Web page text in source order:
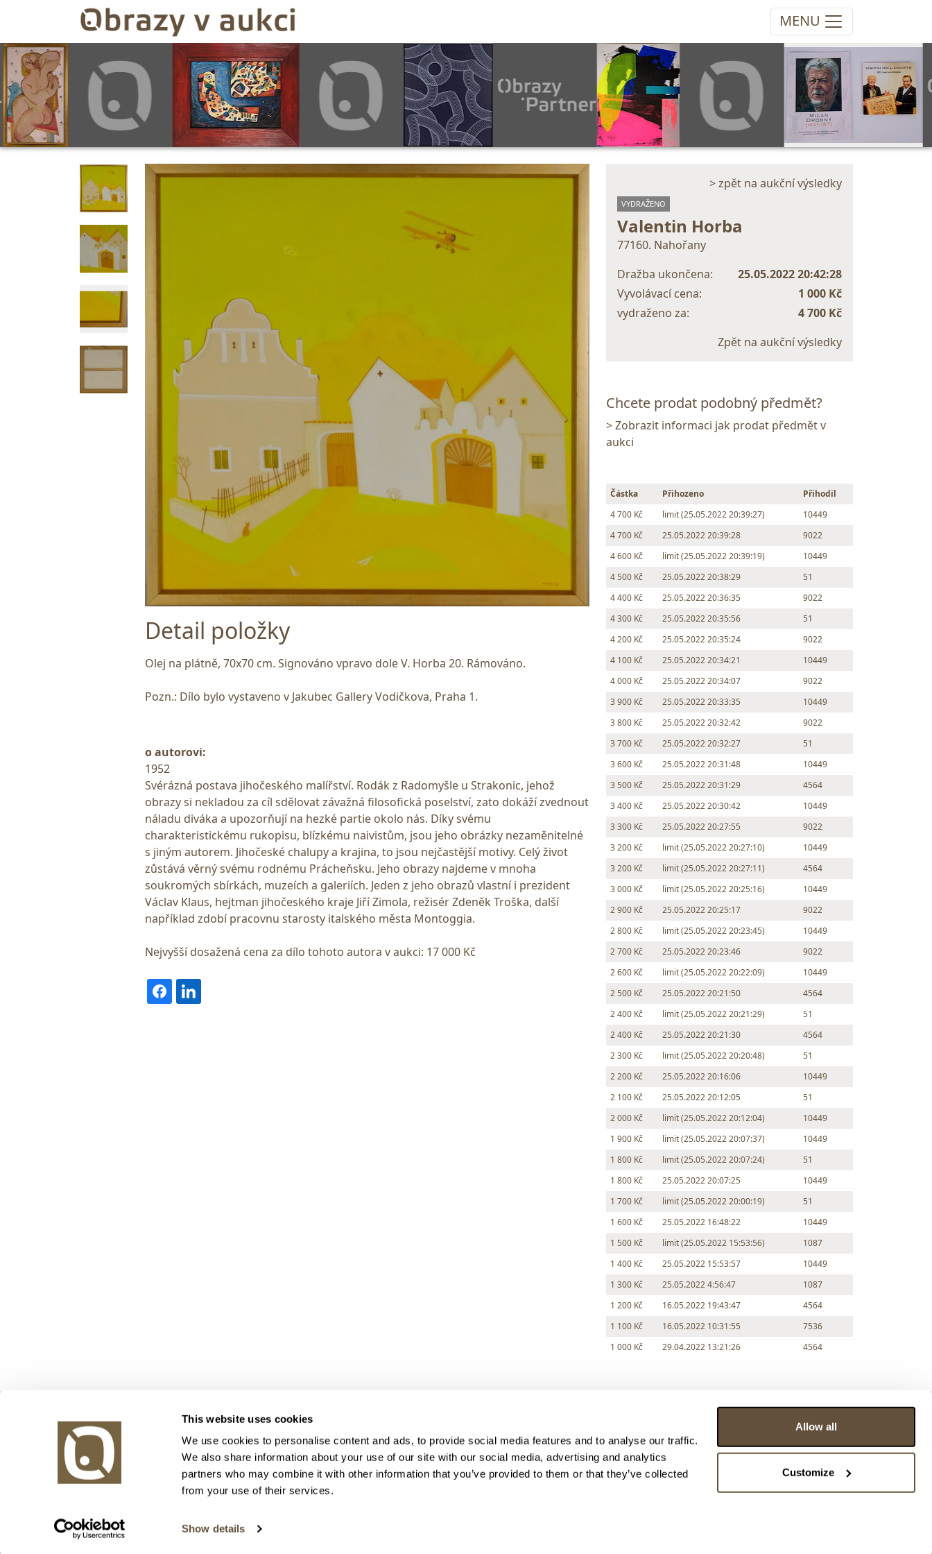
This website uses cookies
We use cookies to personalise content and ads, to provide social media features and to analyse our traffic.
We also share information about your use of our site with our social media, advertising and analytics
partners who may combine it with other information that you’ve provided to them or that they’ve collected
from your use of their services.
Show details
Allow all
Customize
MENU
Detail položky
Olej na plátně, 70x70 cm. Signováno vpravo dole V. Horba 20. Rámováno.
Pozn.: Dílo bylo vystaveno v Jakubec Gallery Vodičkova, Praha 1.
o autorovi:
1952
Svérázná postava jihočeského malířství. Rodák z Radomyšle u Strakonic, jehož
obrazy si nekladou za cíl sdělovat závažná filosofická poselství, zato dokáží zvednout
náladu diváka a upozorňují na hezké partie okolo nás. Díky svému
charakteristickému rukopisu, blízkému naivistům, jsou jeho obrázky nezaměnitelné
s jiným autorem. Jihočeské chalupy a krajina, to jsou nejčastější motivy. Celý život
zůstává věrný svému rodnému Prácheňsku. Jeho obrazy najdeme v mnoha
soukromých sbírkách, muzeích a galeriích. Jeden z jeho obrazů vlastní i prezident
Václav Klaus, hejtman jihočeského kraje Jiří Zimola, režisér Zdeněk Troška, další
například zdobí pracovnu starosty italského města Montoggia.
Nejvyšší dosažená cena za dílo tohoto autora v aukci: 17 000 Kč
> zpět na aukční výsledky
VYDRAŽENO
Valentin Horba
77160. Nahořany
Dražba ukončena:
25.05.2022 20:42:28
Vyvolávací cena:
1 000 Kč
vydraženo za:
4 700 Kč
Zpět na aukční výsledky
Chcete prodat podobný předmět?
> Zobrazit informaci jak prodat předmět v
aukci
Částka Přihozeno
Přihodil
4 700 Kč
limit (25.05.2022 20:39:27)
10449
4 700 Kč
25.05.2022 20:39:28
9022
4 600 Kč
limit (25.05.2022 20:39:19)
10449
4 500 Kč
25.05.2022 20:38:29
51
4 400 Kč
25.05.2022 20:36:35
9022
4 300 Kč
25.05.2022 20:35:56
51
4 200 Kč
25.05.2022 20:35:24
9022
4 100 Kč
25.05.2022 20:34:21
10449
4 000 Kč
25.05.2022 20:34:07
9022
3 900 Kč
25.05.2022 20:33:35
10449
3 800 Kč
25.05.2022 20:32:42
9022
3 700 Kč
25.05.2022 20:32:27
51
3 600 Kč
25.05.2022 20:31:48
10449
3 500 Kč
25.05.2022 20:31:29
4564
3 400 Kč
25.05.2022 20:30:42
10449
3 300 Kč
25.05.2022 20:27:55
9022
3 200 Kč
limit (25.05.2022 20:27:10)
10449
3 200 Kč
limit (25.05.2022 20:27:11)
4564
3 000 Kč
limit (25.05.2022 20:25:16)
10449
2 900 Kč
25.05.2022 20:25:17
9022
2 800 Kč
limit (25.05.2022 20:23:45)
10449
2 700 Kč
25.05.2022 20:23:46
9022
2 600 Kč
limit (25.05.2022 20:22:09)
10449
2 500 Kč
25.05.2022 20:21:50
4564
2 400 Kč
limit (25.05.2022 20:21:29)
51
2 400 Kč
25.05.2022 20:21:30
4564
2 300 Kč
limit (25.05.2022 20:20:48)
51
2 200 Kč
25.05.2022 20:16:06
10449
2 100 Kč
25.05.2022 20:12:05
51
2 000 Kč
limit (25.05.2022 20:12:04)
10449
1 900 Kč
limit (25.05.2022 20:07:37)
10449
1 800 Kč
limit (25.05.2022 20:07:24)
51
1 800 Kč
25.05.2022 20:07:25
10449
1 700 Kč
limit (25.05.2022 20:00:19)
51
1 600 Kč
25.05.2022 16:48:22
10449
1 500 Kč
limit (25.05.2022 15:53:56)
1087
1 400 Kč
25.05.2022 15:53:57
10449
1 300 Kč
25.05.2022 4:56:47
1087
1 200 Kč
16.05.2022 19:43:47
4564
1 100 Kč
16.05.2022 10:31:55
7536
1 000 Kč
29.04.2022 13:21:26 4564
Korunní 972/75
130 00 Praha 3
tel.: +420 800 10 10 10, +420 737 196 183
E-mail: info@obrazyvaukci.cz
> Obchodní podmínky
> Kontakty
> GDPR